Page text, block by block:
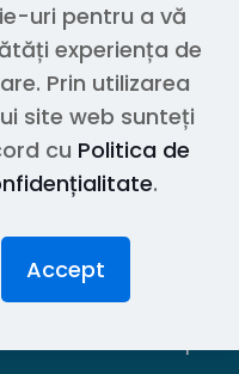
LOGISTIC DPG
Toate
uri pentru a vă
experiența de
Prin utilizarea
site web sunteți
cu Politica de
.
Accept